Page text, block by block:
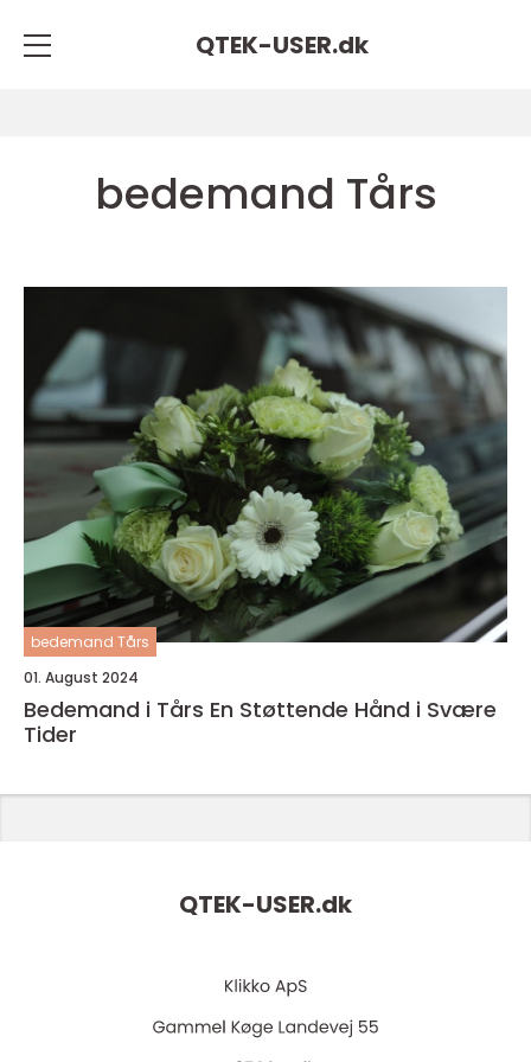
QTEK-USER.dk
bedemand Tårs
bedemand Tårs
01. August 2024
Bedemand i Tårs En Støttende Hånd i Svære
Tider
QTEK-USER.dk